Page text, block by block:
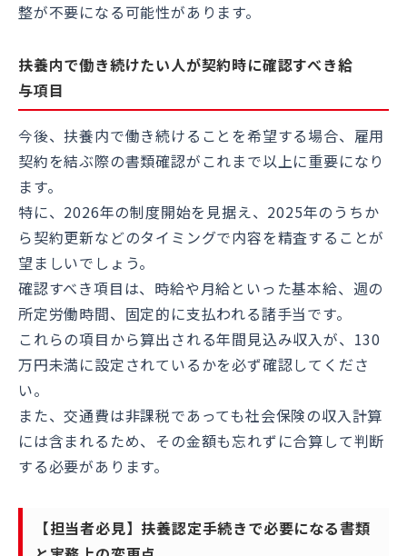
整が不要になる可能性があります。
扶養内で働き続けたい人が契約時に確認すべき給
与項目
今後、扶養内で働き続けることを希望する場合、雇用
契約を結ぶ際の書類確認がこれまで以上に重要になり
ます。
特に、2026年の制度開始を見据え、2025年のうちか
ら契約更新などのタイミングで内容を精査することが
望ましいでしょう。
確認すべき項目は、時給や月給といった基本給、週の
所定労働時間、固定的に支払われる諸手当です。
これらの項目から算出される年間見込み収入が、130
万円未満に設定されているかを必ず確認してくださ
い。
また、交通費は非課税であっても社会保険の収入計算
には含まれるため、その金額も忘れずに合算して判断
する必要があります。
【担当者必見】扶養認定手続きで必要になる書類